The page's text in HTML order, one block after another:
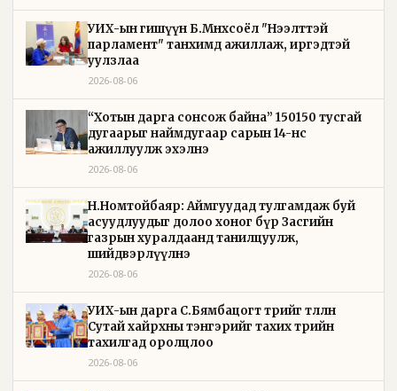
УИХ-ын гишүүн Б.Мөнхсоёл "Нээлттэй
парламент" танхимд ажиллаж, иргэдтэй
уулзлаа
2026-08-06
“Хотын дарга сонсож байна” 150150 тусгай
дугаарыг наймдугаар сарын 14-нөөс
ажиллуулж эхэлнэ
2026-08-06
Н.Номтойбаяр: Аймгуудад тулгамдаж буй
асуудлуудыг долоо хоног бүр Засгийн
газрын хуралдаанд танилцуулж,
шийдвэрлүүлнэ
2026-08-06
УИХ-ын дарга С.Бямбацогт төрийг төлөөлөн
Сутай хайрхны тэнгэрийг тахих төрийн
тахилгад оролцлоо
2026-08-06